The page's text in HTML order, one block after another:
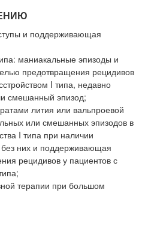
и поддерживающая
маниакальные эпизоды и
предотвращения рецидивов
I типа, недавно
смешанный эпизод;
лития или вальпроевой
или смешанных эпизодов в
I типа при наличии
без них и поддерживающая
рецидивов у пациентов с
терапии при большом